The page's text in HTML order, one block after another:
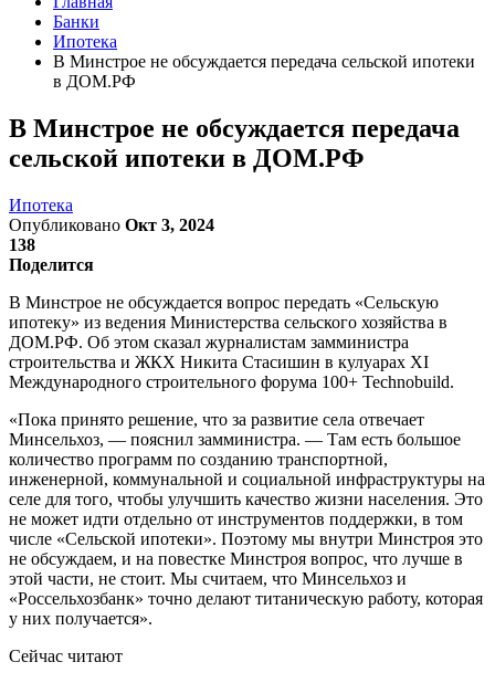
Банки
Ипотека
В Минстрое не обсуждается передача сельской ипотеки
в ДОМ.РФ
В Минстрое не обсуждается передача
сельской ипотеки в ДОМ.РФ
Ипотека
Опубликовано Окт 3, 2024
138
Поделится
В Минстрое не обсуждается вопрос передать «Сельскую
ипотеку» из ведения Министерства сельского хозяйства в
ДОМ.РФ. Об этом сказал журналистам замминистра
строительства и ЖКХ Никита Стасишин в кулуарах XI
Международного строительного форума 100+ Technobuild.
«Пока принято решение, что за развитие села отвечает
Минсельхоз, — пояснил замминистра. — Там есть большое
количество программ по созданию транспортной,
инженерной, коммунальной и социальной инфраструктуры на
селе для того, чтобы улучшить качество жизни населения. Это
не может идти отдельно от инструментов поддержки, в том
числе «Сельской ипотеки». Поэтому мы внутри Минстроя это
не обсуждаем, и на повестке Минстроя вопрос, что лучше в
этой части, не стоит. Мы считаем, что Минсельхоз и
«Россельхозбанк» точно делают титаническую работу, которая
у них получается».
Сейчас читают